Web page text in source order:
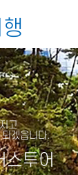
고
겠읍니다.
스투어